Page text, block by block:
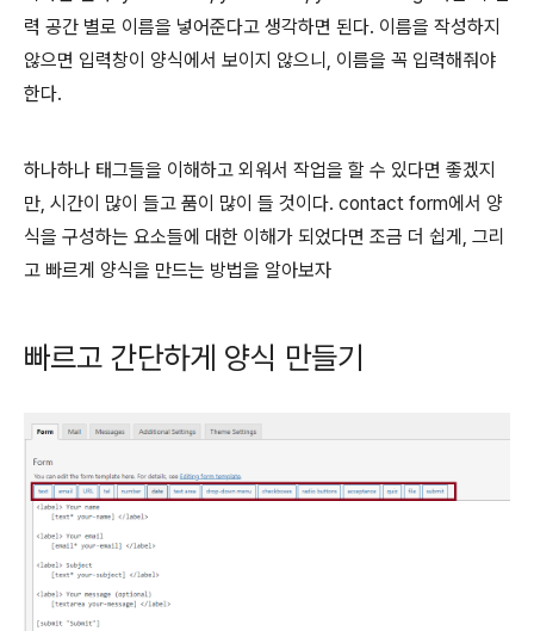
력 공간 별로 이름을 넣어준다고 생각하면 된다. 이름을 작성하지
않으면 입력창이 양식에서 보이지 않으니, 이름을 꼭 입력해줘야
한다.
하나하나 태그들을 이해하고 외워서 작업을 할 수 있다면 좋겠지
만, 시간이 많이 들고 품이 많이 들 것이다. contact form에서 양
식을 구성하는 요소들에 대한 이해가 되었다면 조금 더 쉽게, 그리
고 빠르게 양식을 만드는 방법을 알아보자
빠르고 간단하게 양식 만들기